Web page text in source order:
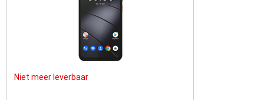
Niet meer leverbaar